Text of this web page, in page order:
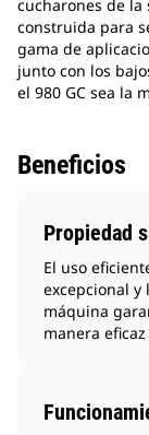
cucharones de la
construida para
gama de
junto con los
el 980 GC sea la
Beneficios
Propiedad
El uso
excepcional y
máquina
manera